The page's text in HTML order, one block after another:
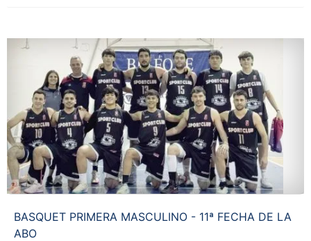
BASQUET PRIMERA MASCULINO - 11ª FECHA DE LA
ABO